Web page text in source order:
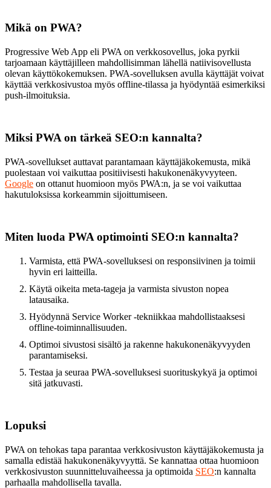
Mikä on PWA?
Progressive Web App eli PWA on verkkosovellus, joka pyrkii
tarjoamaan käyttäjilleen mahdollisimman lähellä natiivisovellusta
olevan käyttökokemuksen. PWA-sovelluksen avulla käyttäjät voivat
käyttää verkkosivustoa myös offline-tilassa ja hyödyntää esimerkiksi
push-ilmoituksia.
Miksi PWA on tärkeä SEO:n kannalta?
PWA-sovellukset auttavat parantamaan käyttäjäkokemusta, mikä
puolestaan voi vaikuttaa positiivisesti hakukonenäkyvyyteen.
Google on ottanut huomioon myös PWA:n, ja se voi vaikuttaa
hakutuloksissa korkeammin sijoittumiseen.
Miten luoda PWA optimointi SEO:n kannalta?
Varmista, että PWA-sovelluksesi on responsiivinen ja toimii
hyvin eri laitteilla.
Käytä oikeita meta-tageja ja varmista sivuston nopea
latausaika.
Hyödynnä Service Worker -tekniikkaa mahdollistaaksesi
offline-toiminnallisuuden.
Optimoi sivustosi sisältö ja rakenne hakukonenäkyvyyden
parantamiseksi.
Testaa ja seuraa PWA-sovelluksesi suorituskykyä ja optimoi
sitä jatkuvasti.
Lopuksi
PWA on tehokas tapa parantaa verkkosivuston käyttäjäkokemusta ja
samalla edistää hakukonenäkyvyyttä. Se kannattaa ottaa huomioon
verkkosivuston suunnitteluvaiheessa ja optimoida SEO:n kannalta
parhaalla mahdollisella tavalla.